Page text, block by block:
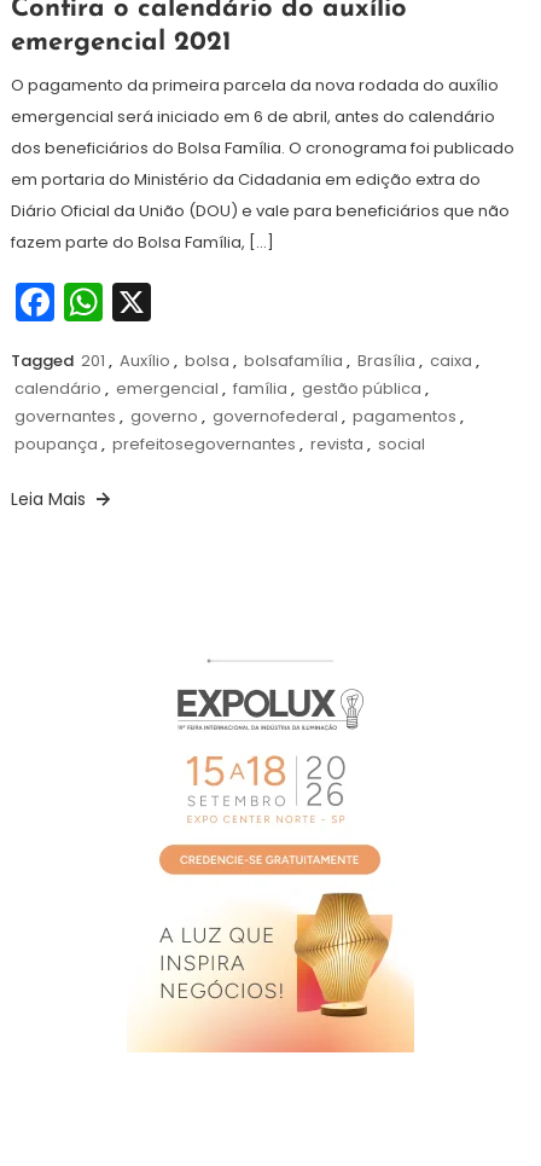
de
abril
de
2021
Confira o calendário do auxílio
emergencial 2021
O pagamento da primeira parcela da nova rodada do auxílio
emergencial será iniciado em 6 de abril, antes do calendário
dos beneficiários do Bolsa Família. O cronograma foi publicado
em portaria do Ministério da Cidadania em edição extra do
Diário Oficial da União (DOU) e vale para beneficiários que não
fazem parte do Bolsa Família, […]
Facebook
WhatsApp
X
Tagged 201 , Auxílio , bolsa , bolsafamília , Brasília , caixa ,
calendário , emergencial , família , gestão pública ,
governantes , governo , governofederal , pagamentos ,
poupança , prefeitosegovernantes , revista , social
Leia Mais